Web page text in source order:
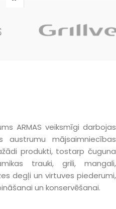
ARMAS veiksmīgi darbojas
austrumu mājsaimniecības
produkti, tostarp čuguna
trauki, grili, mangali,
degļi un virtuves piederumi,
un konservēšanai.